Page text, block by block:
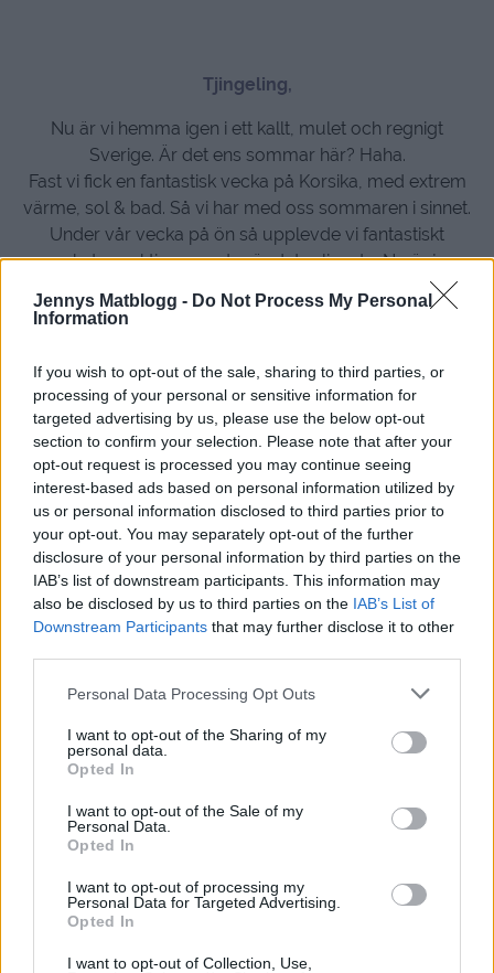
Jennys Matblogg - Do Not Process My Personal
Information
If you wish to opt-out of the sale, sharing to third parties, or
processing of your personal or sensitive information for
targeted advertising by us, please use the below opt-out
section to confirm your selection. Please note that after your
opt-out request is processed you may continue seeing
interest-based ads based on personal information utilized by
us or personal information disclosed to third parties prior to
your opt-out. You may separately opt-out of the further
disclosure of your personal information by third parties on the
IAB’s list of downstream participants. This information may
also be disclosed by us to third parties on the IAB’s List of
Downstream Participants that may further disclose it to other
Personal Data Processing Opt Outs
I want to opt-out of the Sharing of my
personal data.
Opted In
I want to opt-out of the Sale of my
Personal Data.
Opted In
I want to opt-out of processing my
Personal Data for Targeted Advertising.
Opted In
I want to opt-out of Collection, Use,
Tjingeling,
Nu är vi hemma igen i ett kallt, mulet och regnigt
Sverige. Är det ens sommar här? Haha.
Fast vi fick en fantastisk vecka på Korsika, med extrem
värme, sol & bad. Så vi har med oss sommaren i sinnet.
Under vår vecka på ön så upplevde vi fantastiskt
mycket, en aktiv semester är det roligaste. Nu är jag
erbjuder även
träningsresor & yogaresor för de som tycker det är
gör hela semestern.